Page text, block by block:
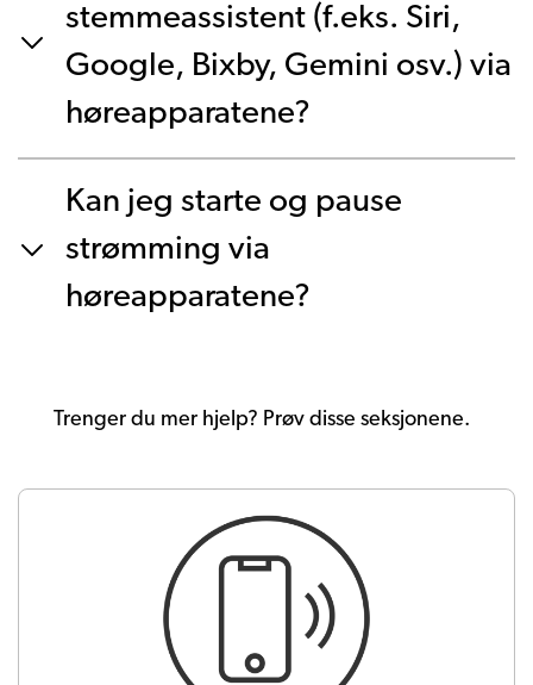
stemmeassistent (f.eks. Siri,
Google, Bixby, Gemini osv.) via
høreapparatene?
Kan jeg starte og pause
strømming via
høreapparatene?
Trenger du mer hjelp? Prøv disse seksjonene.